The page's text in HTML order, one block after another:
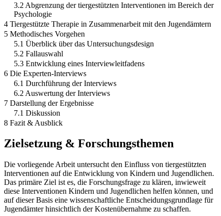
3.2 Abgrenzung der tiergestützten Interventionen im Bereich der
Psychologie
4 Tiergestützte Therapie in Zusammenarbeit mit den Jugendämtern
5 Methodisches Vorgehen
5.1 Überblick über das Untersuchungsdesign
5.2 Fallauswahl
5.3 Entwicklung eines Interviewleitfadens
6 Die Experten-Interviews
6.1 Durchführung der Interviews
6.2 Auswertung der Interviews
7 Darstellung der Ergebnisse
7.1 Diskussion
8 Fazit & Ausblick
Zielsetzung & Forschungsthemen
Die vorliegende Arbeit untersucht den Einfluss von tiergestützten
Interventionen auf die Entwicklung von Kindern und Jugendlichen.
Das primäre Ziel ist es, die Forschungsfrage zu klären, inwieweit
diese Interventionen Kindern und Jugendlichen helfen können, und
auf dieser Basis eine wissenschaftliche Entscheidungsgrundlage für
Jugendämter hinsichtlich der Kostenübernahme zu schaffen.